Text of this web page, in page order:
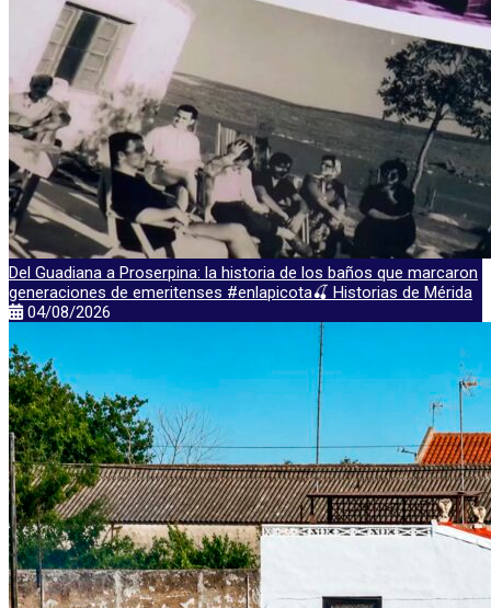
Del Guadiana a Proserpina: la historia de los baños que marcaron
generaciones de emeritenses #enlapicota🍒 Historias de Mérida
04/08/2026